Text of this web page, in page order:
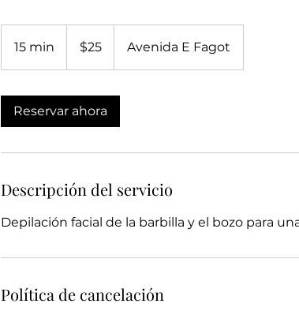
15 min
5
estadounidenses
$25 Avenida E Fagot
Reservar ahora
Descripción del servicio
Política de cancelación